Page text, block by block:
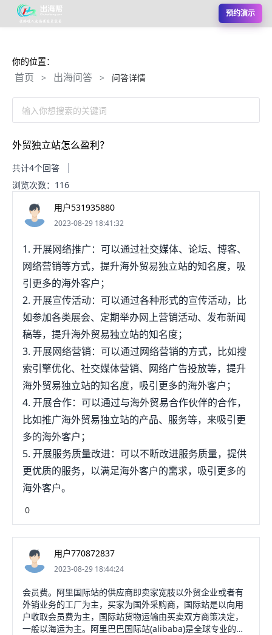
预约演示
你的位置：
首页 > 出海问答 > 问答详情
输入你想搜索的关键词
外贸独立站怎么盈利？
共计4个回答
浏览次数：116
用户531935880
2023-08-29 18:41:32
1. 开展网络推广：可以通过社交媒体、论坛、博客、
网络营销等方式，提升海外贸易独立站的知名度，吸
引更多的海外客户；
2. 开展宣传活动：可以通过各种形式的宣传活动，比
如参加各类展会、定期举办网上营销活动、发布新闻
稿等，提升海外贸易独立站的知名度；
3. 开展网络营销：可以通过网络营销的方式，比如搜
索引擎优化、社交媒体营销、网络广告投放等，提升
海外贸易独立站的知名度，吸引更多的海外客户；
4. 开展合作：可以通过与海外贸易合作伙伴的合作，
比如推广海外贸易独立站的产品、服务等，来吸引更
多的海外客户；
5. 开展服务质量改进：可以不断改进服务质量，提供
更优质的服务，以满足海外客户的需求，吸引更多的
海外客户。
0
用户770872837
2023-08-29 18:44:24
会员费。阿里国际站的供应商即卖家宽肢以外贸企业或者有
外销业务的工厂为主，买家为国外采购商，国际站是以向用
户收取会员费为主，国际站货物运输由买卖双方商策决定，
一般以海运为主。阿里巴巴国际站(alibaba)是全球专业的国